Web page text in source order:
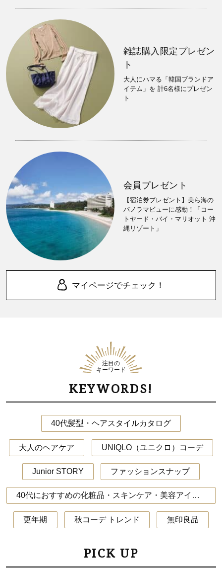
雑誌購入限定プレゼン
ト
大人にハマる「韓国ブランドア
イテム」を 計6名様にプレゼン
ト
会員プレゼント
【宿泊券プレゼント】美ら海の
パノラマビューに感動！「コー
トヤード・バイ・マリオット 沖
縄リゾート」
マイページでチェック！
注目の
キーワード
KEYWORDS!
40代髪型・ヘアスタイルカタログ
大人のヘアケア UNIQLO（ユニクロ）コーデ
Junior STORY ファッションスナップ
40代におすすめの化粧品・スキンケア・美容アイテム
更年期 秋コーデ トレンド 無印良品
PICK UP